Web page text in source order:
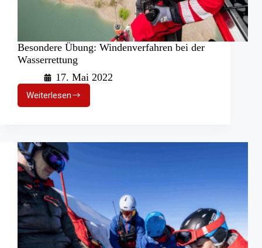
Besondere Übung: Windenverfahren bei der
Wasserrettung
17. Mai 2022
WeiterlesenBesondere
Übung:
der
Wasserrettung